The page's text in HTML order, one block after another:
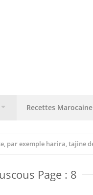
Recettes Marocaine
Page : 8